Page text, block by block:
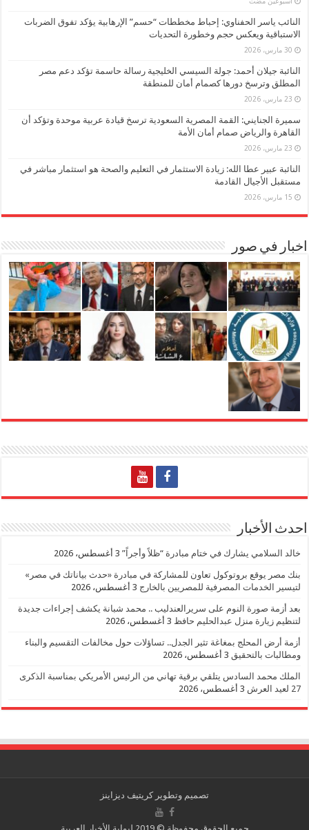
النائب ياسر الحفناوي: إحباط مخططات “حسم” الإرهابية يؤكد تفوق الضربات
الاستباقية ويعكس حجم وخطورة التحديات
30 مارس، 2026
النائبة جيلان أحمد: جولة السيسي الخليجية رسالة حاسمة تؤكد دعم مصر
المطلق وترسخ دورها كصمام أمان للمنطقة
23 مارس، 2026
سميرة الجنايني: القمة المصرية السعودية ترسخ قيادة عربية موحدة وتؤكد أن
القاهرة والرياض صمام أمان الأمة
23 مارس، 2026
النائبة عبير عطا الله: زيادة الاستثمار في التعليم والصحة هو استثمار مباشر في
مستقبل الأجيال القادمة
15 مارس، 2026
اخبار في صور
احدث الأخبار
خالد السلامي يشارك في ختام مبادرة “ظلاً وأجراً” 3 أغسطس، 2026
بنك مصر يوقع بروتوكول تعاون للمشاركة في مبادرة «حدث بياناتك في مصر»
لتيسير الخدمات المصرفية للمصريين بالخارج 3 أغسطس، 2026
بعد أزمة صورة النوم على سريرالعندليب .. محمد شبانة يكشف إجراءات جديدة
لتنظيم زيارة منزل عبدالحليم حافظ 3 أغسطس، 2026
أزمة أرض المحلج بمغاغة تثير الجدل.. تساؤلات حول مخالفات التقسيم والبناء
ومطالبات بالتحقيق 3 أغسطس، 2026
الملك محمد السادس يتلقي برقية تهاني من الرئيس الأمريكي بمناسبة الذكرى
27 لعيد العرش
3 أغسطس، 2026
تصميم وتطويركريتيف ديزاينز